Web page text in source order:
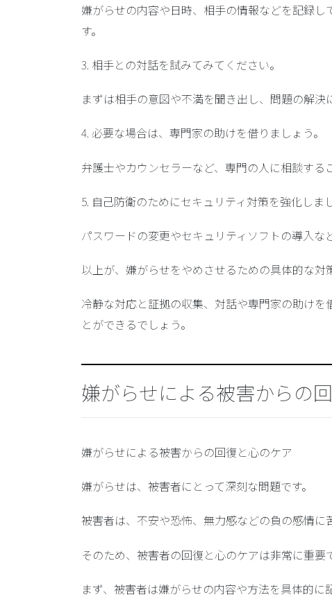
嫌がらせの内容や日時、相手の情報などを記録
す。
3. 相手との対話を試みてみてください。
まずは相手の意図や不満を聞き出し、問題の解決
4. 必要な場合は、専門家の助けを借りましょう。
弁護士やカウンセラーなど、専門の人に相談する
5. 自己防衛のためにセキュリティ対策を強化しま
パスワードの変更やセキュリティソフトの導入な
以上が、嫌がらせをやめさせるための具体的な対
冷静な対応と証拠の収集、対話や専門家の助け
とができるでしょう。
嫌がらせによる被害からの
嫌がらせによる被害からの回復と心のケア
嫌がらせは、被害者にとって深刻な問題です。
被害者は、不安や恐怖、無力感などの負の感情に
そのため、被害者の回復と心のケアは非常に重要
まず、被害者は嫌がらせの内容や方法を具体的に